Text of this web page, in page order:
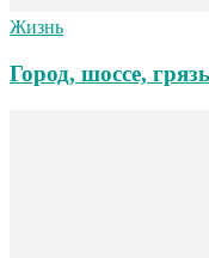
Жизнь
Город, шоссе,